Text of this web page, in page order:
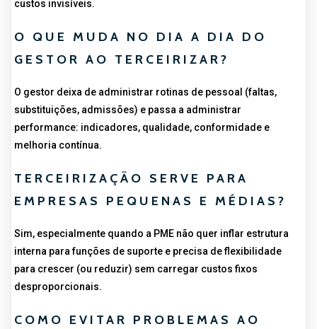
custos invisíveis.
O QUE MUDA NO DIA A DIA DO
GESTOR AO TERCEIRIZAR?
O gestor deixa de administrar rotinas de pessoal (faltas,
substituições, admissões) e passa a administrar
performance: indicadores, qualidade, conformidade e
melhoria contínua.
TERCEIRIZAÇÃO SERVE PARA
EMPRESAS PEQUENAS E MÉDIAS?
Sim, especialmente quando a PME não quer inflar estrutura
interna para funções de suporte e precisa de flexibilidade
para crescer (ou reduzir) sem carregar custos fixos
desproporcionais.
COMO EVITAR PROBLEMAS AO